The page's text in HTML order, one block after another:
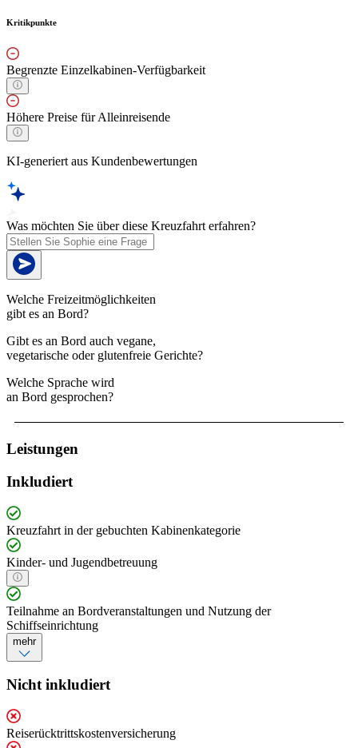
Kritikpunkte
Begrenzte Einzelkabinen-Verfügbarkeit
Höhere Preise für Alleinreisende
KI-generiert aus Kundenbewertungen
Was möchten Sie über diese Kreuzfahrt erfahren?
Welche Freizeitmöglichkeiten
gibt es an Bord?
Gibt es an Bord auch vegane,
vegetarische oder glutenfreie Gerichte?
Welche Sprache wird
an Bord gesprochen?
Leistungen
Inkludiert
Kreuzfahrt in der gebuchten Kabinenkategorie
Kinder- und Jugendbetreuung
Teilnahme an Bordveranstaltungen und Nutzung der
Schiffseinrichtung
mehr
Nicht inkludiert
Reiserücktrittskostenversicherung